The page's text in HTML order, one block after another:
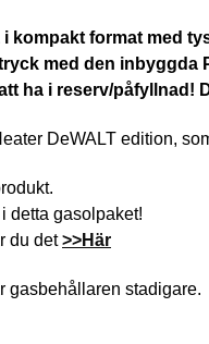
kompakt format med
med den
ha i reserv/påfyllnad!
DeWALT edition,
detta gasolpaket!
du det>>Här
gasbehållaren stadigare.